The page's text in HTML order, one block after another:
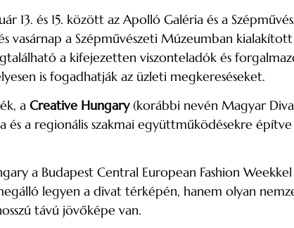
13. és 15. között az Apolló Galéria és a
vasárnap a Szépművészeti Múzeumban kialakított
a kifejezetten viszonteladók és
is fogadhatják az üzleti megkereséseket.
a Creative Hungary(korábbi nevén Magyar
és a regionális szakmai együttműködésekre
a Budapest Central European Fashion
legyen a divat térképén, hanem olyan
távú jövőképe van.